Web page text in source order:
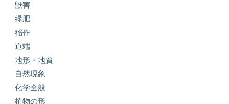
獣害
緑肥
稲作
道端
地形・地質
自然現象
化学全般
植物の形